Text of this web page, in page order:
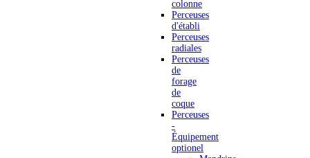
colonne
Perceuses
d'établi
Perceuses
radiales
Perceuses
de
forage
de
coque
Perceuses
-
Équipement
optionel